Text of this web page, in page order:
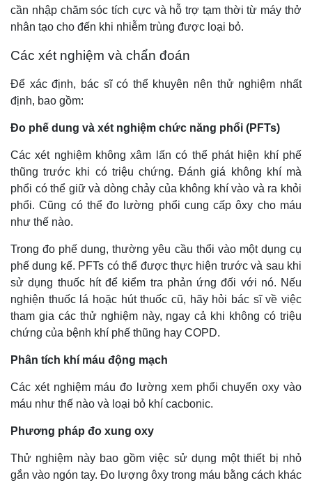
cần nhập chăm sóc tích cực và hỗ trợ tạm thời từ máy thở
nhân tạo cho đến khi nhiễm trùng được loại bỏ.
Các xét nghiệm và chẩn đoán
Để xác định, bác sĩ có thể khuyên nên thử nghiệm nhất
định, bao gồm:
Đo phế dung và xét nghiệm chức năng phổi (PFTs)
Các xét nghiệm không xâm lấn có thể phát hiện khí phế
thũng trước khi có triệu chứng. Đánh giá không khí mà
phổi có thể giữ và dòng chảy của không khí vào và ra khỏi
phổi. Cũng có thể đo lường phổi cung cấp ôxy cho máu
như thế nào.
Trong đo phế dung, thường yêu cầu thổi vào một dụng cụ
phế dung kế. PFTs có thể được thực hiện trước và sau khi
sử dụng thuốc hít để kiểm tra phản ứng đối với nó. Nếu
nghiện thuốc lá hoặc hút thuốc cũ, hãy hỏi bác sĩ về việc
tham gia các thử nghiệm này, ngay cả khi không có triệu
chứng của bệnh khí phế thũng hay COPD.
Phân tích khí máu động mạch
Các xét nghiệm máu đo lường xem phổi chuyển oxy vào
máu như thế nào và loại bỏ khí cacbonic.
Phương pháp đo xung oxy
Thử nghiệm này bao gồm việc sử dụng một thiết bị nhỏ
gắn vào ngón tay. Đo lượng ôxy trong máu bằng cách khác